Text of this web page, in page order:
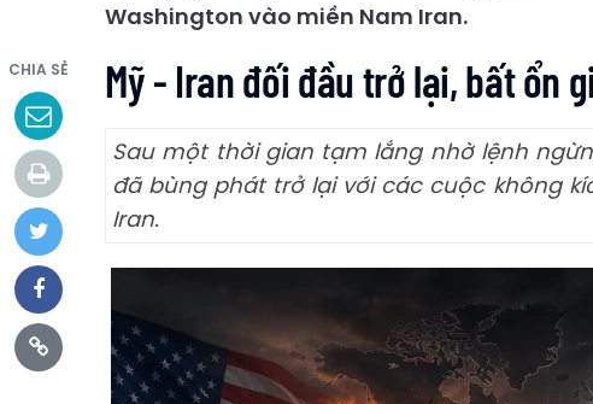
Washington vào miền Nam Iran.
CHIA SẺ Mỹ - Iran đối đầu trở lại, bất ổn
Sau một thời gian tạm lắng nhờ lệnh
đã bùng phát trở lại với các cuộc không
Iran.